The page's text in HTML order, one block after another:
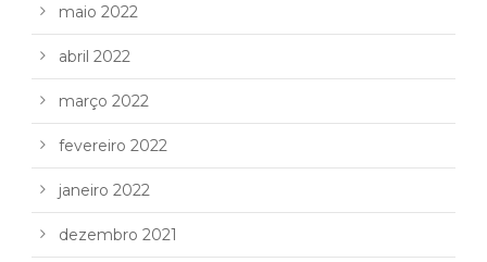
maio 2022
abril 2022
março 2022
fevereiro 2022
janeiro 2022
dezembro 2021